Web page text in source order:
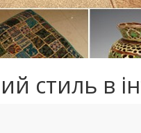
стиль в